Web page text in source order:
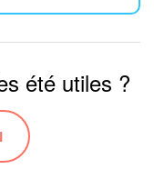
été utiles ?